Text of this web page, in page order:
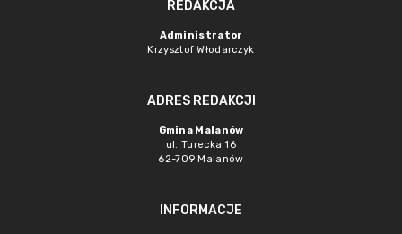
REDAKCJA
Administrator
Krzysztof Włodarczyk
ADRES REDAKCJI
Gmina Malanów
ul. Turecka 16
62-709 Malanów
INFORMACJE